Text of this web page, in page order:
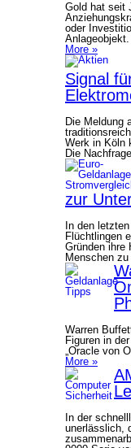
Gold hat seit
oder
More »
Signal
Die Meldung
Werk in Köln
Die Nachfrage
zur
In den
Flüchtlingen
Gründen ihre
Menschen
Warren
Figuren in
„Oracle von
More »
In der
unerlässlich,